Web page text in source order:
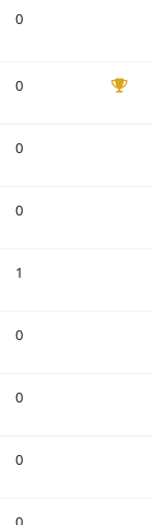
0
0
0
0
1
0
0
0